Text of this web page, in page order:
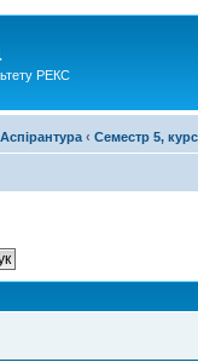
РЕКС
Аспірантура ‹ Семестр 5,